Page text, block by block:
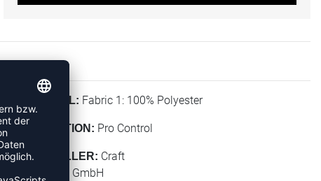
MATERIAL: Fabric 1: 100% Polyester
KOLLEKTION: Pro Control
HERSTELLER: Craft
New Wave GmbH